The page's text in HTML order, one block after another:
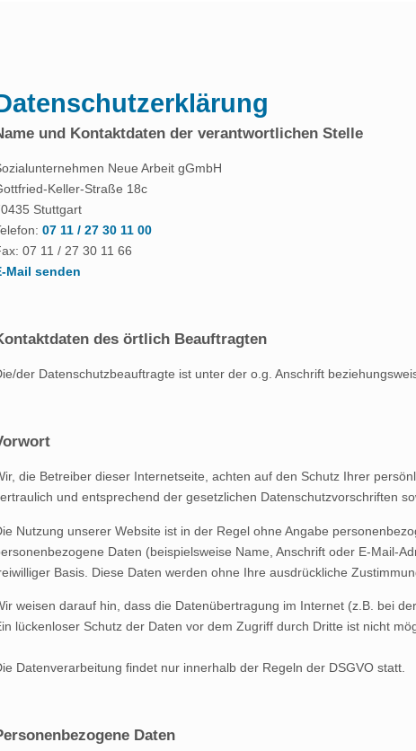
und Kontaktdaten der verantwortlichen Stelle
Neue Arbeit gGmbH
Keller-Straße 18c
Stuttgart
07 11 / 27 30 11 00
07 11 / 27 30 11 66
Mail senden
des örtlich Beauftragten
der Datenschutzbeauftragte ist unter der o.g. Anschrift
die Betreiber dieser Internetseite, achten auf den Schutz Ihrer
und entsprechend der gesetzlichen Datenschutzvorschriften
Nutzung unserer Website ist in der Regel ohne Angabe
Daten (beispielsweise Name, Anschrift oder E-Mail-
Basis. Diese Daten werden ohne Ihre ausdrückliche
weisen darauf hin, dass die Datenübertragung im Internet (z.B. bei
lückenloser Schutz der Daten vor dem Zugriff durch Dritte ist nicht
Datenverarbeitung findet nur innerhalb der Regeln der DSGVO statt.
Daten